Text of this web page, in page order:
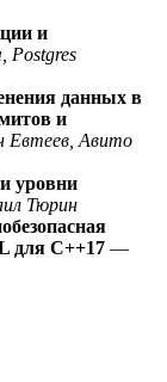
и
Postgres
данных в
и
Евтеев, Авито
уровни
Тюрин
для C++17 —